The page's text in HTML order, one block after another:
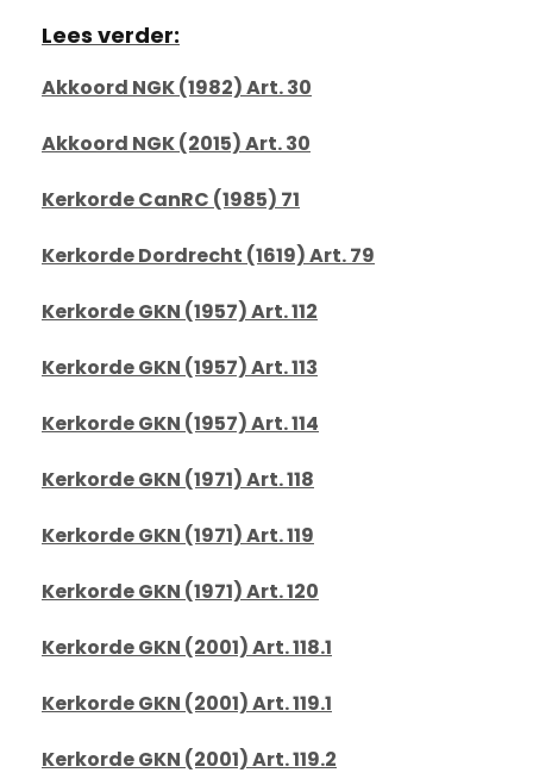
Lees verder:
Akkoord NGK (1982) Art. 30
Akkoord NGK (2015) Art. 30
Kerkorde CanRC (1985) 71
Kerkorde Dordrecht (1619) Art. 79
Kerkorde GKN (1957) Art. 112
Kerkorde GKN (1957) Art. 113
Kerkorde GKN (1957) Art. 114
Kerkorde GKN (1971) Art. 118
Kerkorde GKN (1971) Art. 119
Kerkorde GKN (1971) Art. 120
Kerkorde GKN (2001) Art. 118.1
Kerkorde GKN (2001) Art. 119.1
Kerkorde GKN (2001) Art. 119.2